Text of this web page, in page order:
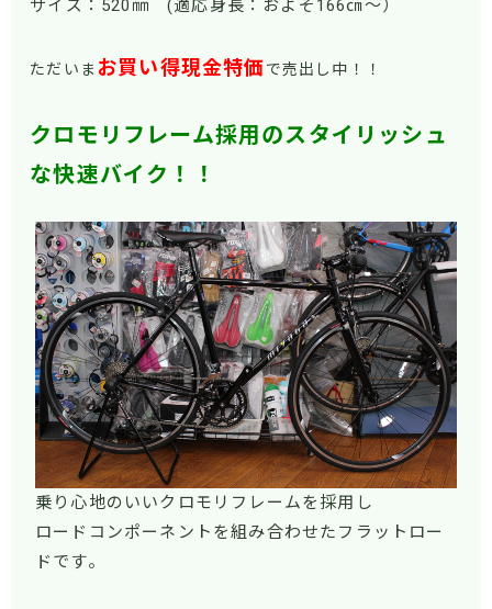
サイズ：520㎜ (適応身長：およそ166㎝～）
ただいま お買い得現金特価で売出し中！！
クロモリフレーム採用のスタイリッシュ
な快速バイク！！
乗り心地のいいクロモリフレームを採用し
ロードコンポーネントを組み合わせたフラットロー
ドです。